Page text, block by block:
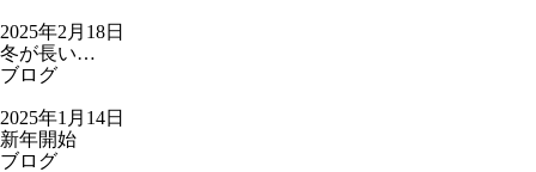
2025年2月18日
冬が長い…
ブログ
2025年1月14日
新年開始
ブログ